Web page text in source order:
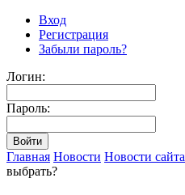
Вход
Регистрация
Забыли пароль?
Логин:
Пароль:
Главная Новости Новости сайта
выбрать?